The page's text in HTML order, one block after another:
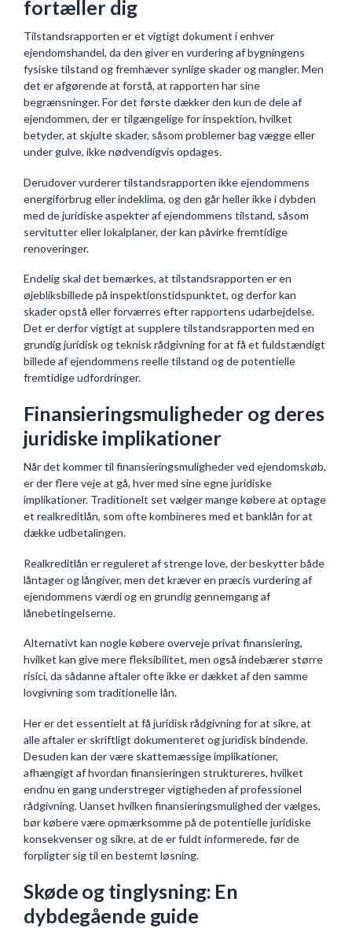
fortæller dig
Tilstandsrapporten er et vigtigt dokument i enhver
ejendomshandel, da den giver en vurdering af bygningens
fysiske tilstand og fremhæver synlige skader og mangler. Men
det er afgørende at forstå, at rapporten har sine
begrænsninger. For det første dækker den kun de dele af
ejendommen, der er tilgængelige for inspektion, hvilket
betyder, at skjulte skader, såsom problemer bag vægge eller
under gulve, ikke nødvendigvis opdages.
Derudover vurderer tilstandsrapporten ikke ejendommens
energiforbrug eller indeklima, og den går heller ikke i dybden
med de juridiske aspekter af ejendommens tilstand, såsom
servitutter eller lokalplaner, der kan påvirke fremtidige
renoveringer.
Endelig skal det bemærkes, at tilstandsrapporten er en
øjebliksbillede på inspektionstidspunktet, og derfor kan
skader opstå eller forværres efter rapportens udarbejdelse.
Det er derfor vigtigt at supplere tilstandsrapporten med en
grundig juridisk og teknisk rådgivning for at få et fuldstændigt
billede af ejendommens reelle tilstand og de potentielle
fremtidige udfordringer.
Finansieringsmuligheder og deres
juridiske implikationer
Når det kommer til finansieringsmuligheder ved ejendomskøb,
er der flere veje at gå, hver med sine egne juridiske
implikationer. Traditionelt set vælger mange købere at optage
et realkreditlån, som ofte kombineres med et banklån for at
dække udbetalingen.
Realkreditlån er reguleret af strenge love, der beskytter både
låntager og långiver, men det kræver en præcis vurdering af
ejendommens værdi og en grundig gennemgang af
lånebetingelserne.
Alternativt kan nogle købere overveje privat finansiering,
hvilket kan give mere fleksibilitet, men også indebærer større
risici, da sådanne aftaler ofte ikke er dækket af den samme
lovgivning som traditionelle lån.
Her er det essentielt at få juridisk rådgivning for at sikre, at
alle aftaler er skriftligt dokumenteret og juridisk bindende.
Desuden kan der være skattemæssige implikationer,
afhængigt af hvordan finansieringen struktureres, hvilket
endnu en gang understreger vigtigheden af professionel
rådgivning. Uanset hvilken finansieringsmulighed der vælges,
bør købere være opmærksomme på de potentielle juridiske
konsekvenser og sikre, at de er fuldt informerede, før de
forpligter sig til en bestemt løsning.
Skøde og tinglysning: En
dybdegående guide